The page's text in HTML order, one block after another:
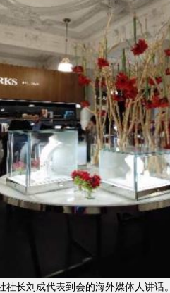
长刘成代表到会的海外媒体人讲话。